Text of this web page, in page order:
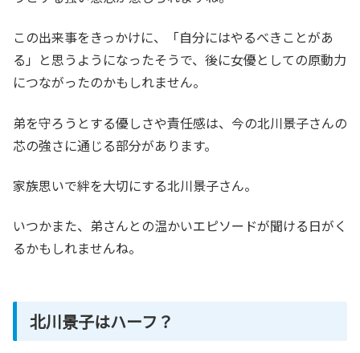
この出来事をきっかけに、「自分にはやるべきことがあ
る」と思うようになったそうで、後に女優としての原動力
につながったのかもしれません。
弟を守ろうとする優しさや責任感は、今の北川景子さんの
芯の強さに通じる部分があります。
家族思いで絆を大切にする北川景子さん。
いつかまた、弟さんとの温かいエピソードが聞ける日がく
るかもしれませんね。
北川景子はハーフ？